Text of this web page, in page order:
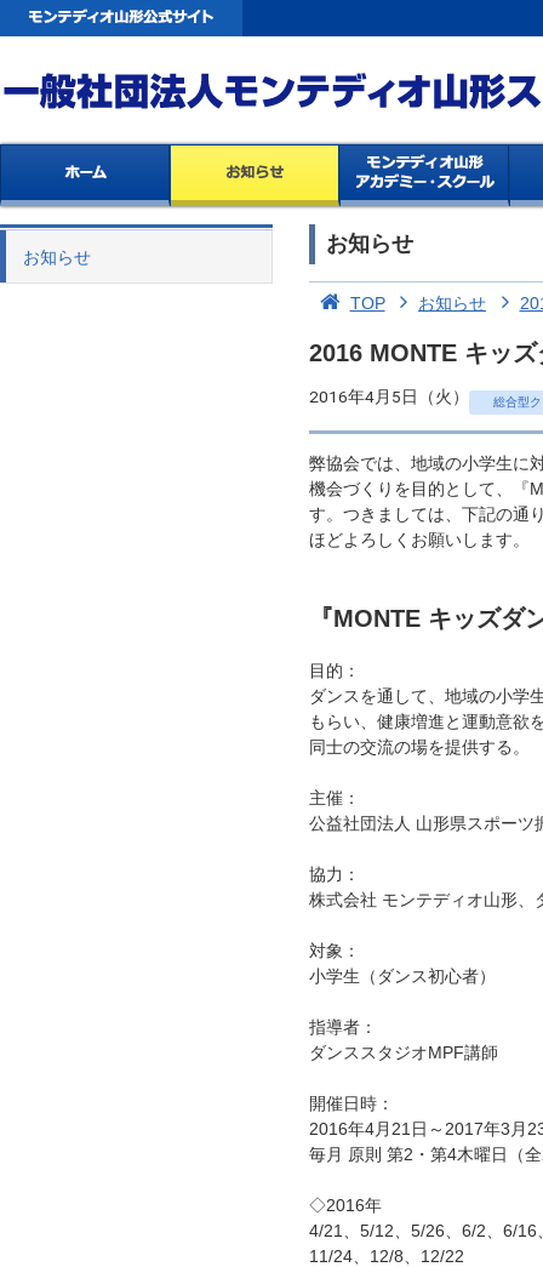
お知らせ
お知らせ
TOP お知らせ
2016 MONTE キッ
2016年4月5日（火） 総合型
弊協会では、地域の小学生に
機会づくりを目的として、『
す。つきましては、下記の通
ほどよろしくお願いします。
『MONTE キッズダ
目的：
ダンスを通して、地域の小学
もらい、健康増進と運動意欲
同士の交流の場を提供する。
主催：
公益社団法人 山形県スポーツ
協力：
株式会社 モンテディオ山形、
対象：
小学生（ダンス初心者）
指導者：
ダンススタジオMPF講師
開催日時：
2016年4月21日～2017年3月
毎月 原則 第2・第4木曜日（
◇2016年
4/21、5/12、5/26、6/2、6/
11/24、12/8、12/22